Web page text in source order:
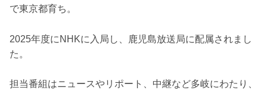
で東京都育ち。
2025年度にNHKに入局し、鹿児島放送局に配属されまし
た。
担当番組はニュースやリポート、中継など多岐にわたり、